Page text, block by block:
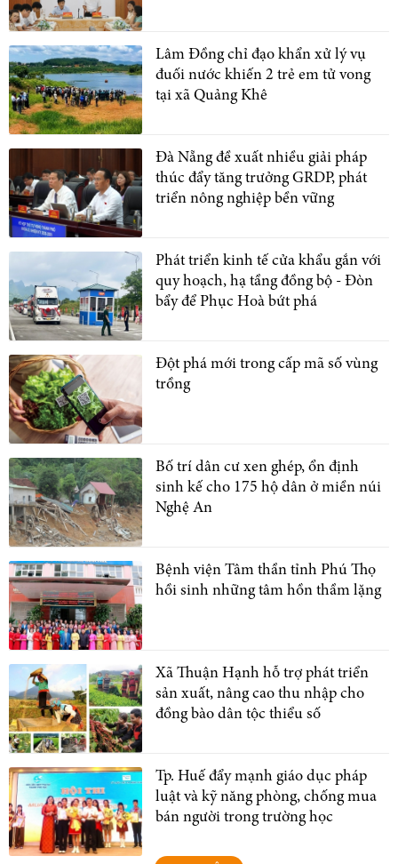
Lâm Đồng chỉ đạo khẩn xử lý vụ
đuối nước khiến 2 trẻ em tử vong
tại xã Quảng Khê
Đà Nẵng đề xuất nhiều giải pháp
thúc đẩy tăng trưởng GRDP, phát
triển nông nghiệp bền vững
Phát triển kinh tế cửa khẩu gắn với
quy hoạch, hạ tầng đồng bộ - Đòn
bẩy để Phục Hoà bứt phá
Đột phá mới trong cấp mã số vùng
trồng
Bố trí dân cư xen ghép, ổn định
sinh kế cho 175 hộ dân ở miền núi
Nghệ An
Bệnh viện Tâm thần tỉnh Phú Thọ
hồi sinh những tâm hồn thầm lặng
Xã Thuận Hạnh hỗ trợ phát triển
sản xuất, nâng cao thu nhập cho
đồng bào dân tộc thiểu số
Tp. Huế đẩy mạnh giáo dục pháp
luật và kỹ năng phòng, chống mua
bán người trong trường học